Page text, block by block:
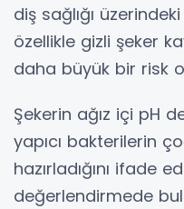
diş sağlığı
özellikle gizli şeker
daha büyük bir risk
Şekerin ağız içi pH
yapıcı bakterilerin
hazırladığını ifade
değerlendirmede